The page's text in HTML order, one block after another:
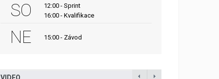
SO
12:00 - Sprint
16:00 - Kvalifikace
NE 15:00 - Závod